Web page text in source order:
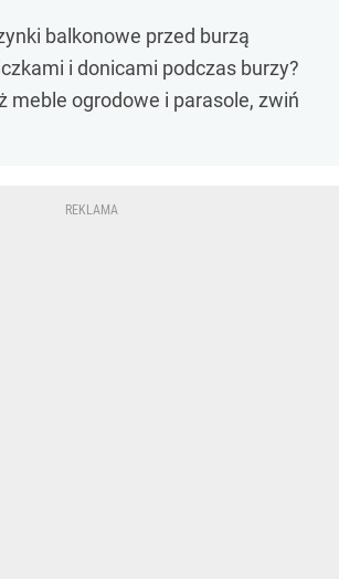
balkonowe przed burzą
i donicami podczas burzy?
meble ogrodowe i parasole, zwiń